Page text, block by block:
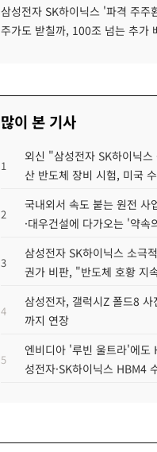
삼성전자 SK하이닉스 '파격 주주
주가도 받칠까, 100조 넘는 추가
많이 본 기사
1
외신 "삼성전자 SK하이닉
산 반도체 장비 시험, 미국
2
국내외서 속도 붙는 원전 사
·대우건설에 다가오는 '약속
3
삼성전자 SK하이닉스 소극
권가 비판, "반도체 호황 지
4
삼성전자, 갤럭시Z 폴드8
까지 연장
5
엔비디아 '루빈 울트라'에도
성전자·SK하이닉스 HBM4